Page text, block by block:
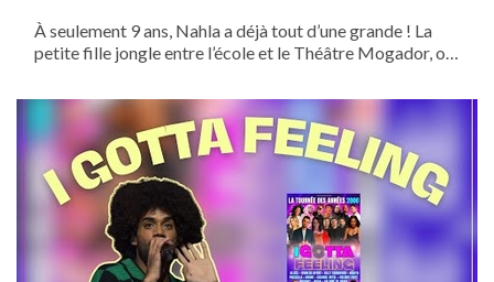
À seulement 9 ans, Nahla a déjà tout d’une grande ! La
petite fille jongle entre l’école et le Théâtre Mogador, où
Roi Lion”